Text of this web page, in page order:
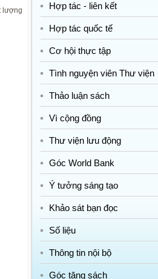
lượng Hợp tác - liên kết
Hợp tác quốc tế
Cơ hội thực tập
Tình nguyện viên Thư viện
Thảo luận sách
Vì cộng đồng
Thư viện lưu động
Góc World Bank
Ý tưởng sáng tạo
Khảo sát bạn đọc
Số liệu
Thông tin nội bộ
Góc tặng sách